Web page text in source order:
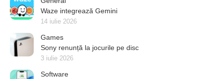
Waze integrează Gemini
14 iulie 2026
Games
Sony renunță la jocurile pe disc
3 iulie 2026
Software